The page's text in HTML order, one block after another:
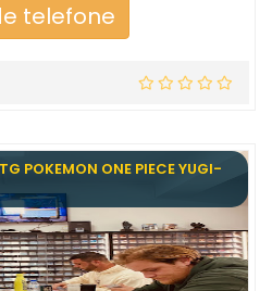
telefone
POKEMON ONE PIECE YUGI-